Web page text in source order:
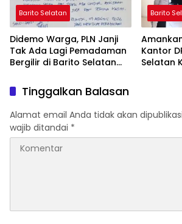
Barito Selatan
Didemo Warga, PLN Janji
Tak Ada Lagi Pemadaman
Bergilir di Barito Selatan
Barito
Kantor
Selatan
Tinggalkan Balasan
Alamat email Anda tidak akan
wajib ditandai *